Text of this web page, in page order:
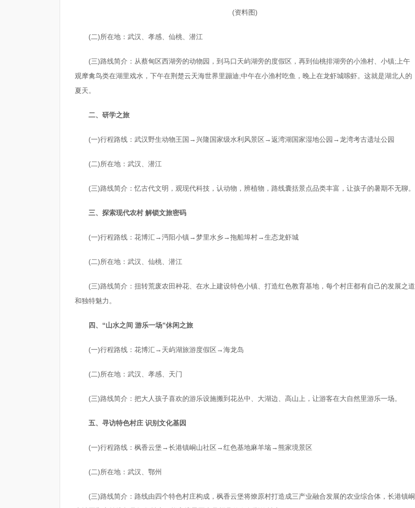
(资料图)
(二)所在地：武汉、孝感、仙桃、潜江
(三)路线简介：从蔡甸区西湖旁的动物园，到马口天屿湖旁的度假区，再到仙桃排湖旁的小渔村、小镇;上午
观摩禽鸟类在湖里戏水，下午在荆楚云天海世界里蹦迪;中午在小渔村吃鱼，晚上在龙虾城嗦虾。这就是湖北人的
夏天。
二、研学之旅
(一)行程路线：武汉野生动物王国→兴隆国家级水利风景区→返湾湖国家湿地公园→龙湾考古遗址公园
(二)所在地：武汉、潜江
(三)路线简介：忆古代文明，观现代科技，认动物，辨植物，路线囊括景点品类丰富，让孩子的暑期不无聊。
三、探索现代农村 解锁文旅密码
(一)行程路线：花博汇→沔阳小镇→梦里水乡→拖船埠村→生态龙虾城
(二)所在地：武汉、仙桃、潜江
(三)路线简介：扭转荒废农田种花、在水上建设特色小镇、打造红色教育基地，每个村庄都有自己的发展之道
和独特魅力。
四、“山水之间 游乐一场”休闲之旅
(一)行程路线：花博汇→天屿湖旅游度假区→海龙岛
(二)所在地：武汉、孝感、天门
(三)路线简介：把大人孩子喜欢的游乐设施搬到花丛中、大湖边、高山上，让游客在大自然里游乐一场。
五、寻访特色村庄 识别文化基因
(一)行程路线：枫香云堡→长港镇峒山社区→红色基地麻羊垴→熊家境景区
(二)所在地：武汉、鄂州
(三)路线简介：路线由四个特色村庄构成，枫香云堡将燎原村打造成三产业融合发展的农业综合体，长港镇峒